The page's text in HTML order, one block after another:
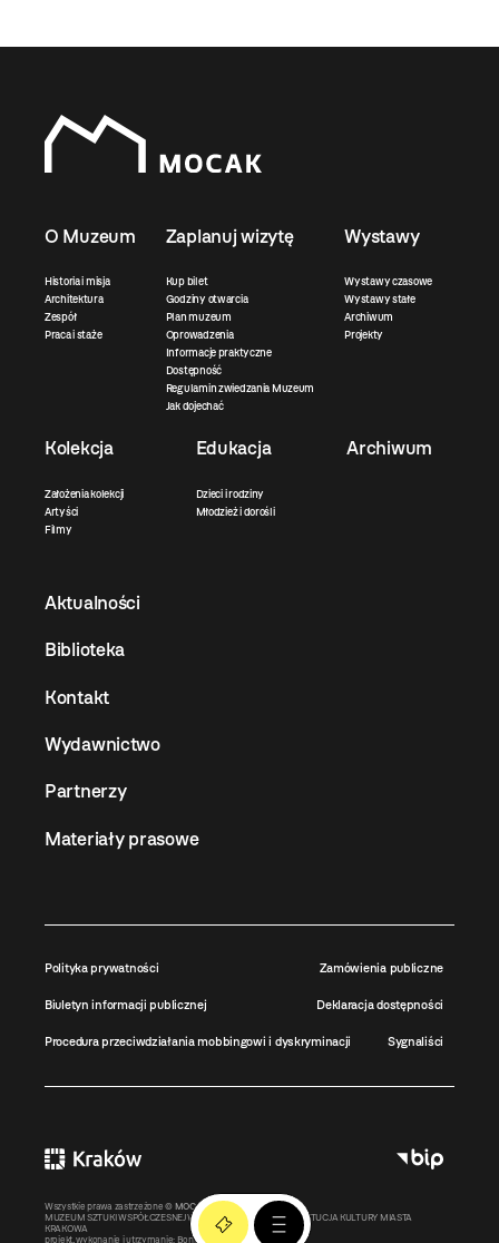
O Muzeum
Historia i misja
Architektura
Zespół
Praca i staże
Zaplanuj wizytę
Kup bilet
Godziny otwarcia
Plan muzeum
Oprowadzenia
Informacje praktyczne
Dostępność
Regulamin zwiedzania Muzeum
Jak dojechać
Wystawy
Wystawy czasowe
Wystawy stałe
Archiwum
Projekty
Kolekcja
Założenia kolekcji
Artyści
Filmy
Edukacja
Dzieci i rodziny
Młodzież i dorośli
Archiwum
Aktualności
Biblioteka
Kontakt
Wydawnictwo
Partnerzy
Materiały prasowe
Polityka prywatności Zamówienia publiczne
Biuletyn informacji publicznej Deklaracja dostępności
Procedura przeciwdziałania mobbingowi i dyskryminacji Sygnaliści
Wszystkie prawa zastrzeżone © MOCAK2011-2026
MUZEUM SZTUKI WSPÓŁCZESNEJ W KRAKOWIE MOCAK – INSTYTUCJA KULTURY MIASTA
KRAKOWA
projekt, wykonanie i utrzymanie: Bonjour.pl